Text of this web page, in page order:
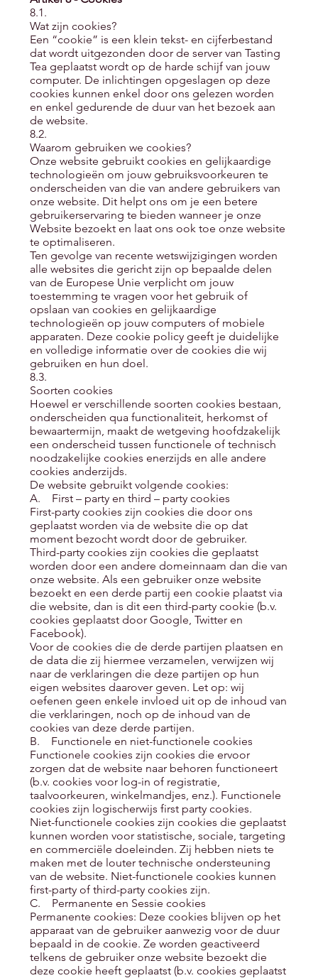
8.1.
Wat zijn cookies?
Een “cookie” is een klein tekst- en cijferbestand
dat wordt uitgezonden door de server van Tasting
Tea geplaatst wordt op de harde schijf van jouw
computer. De inlichtingen opgeslagen op deze
cookies kunnen enkel door ons gelezen worden
en enkel gedurende de duur van het bezoek aan
de website.
8.2.
Waarom gebruiken we cookies?
Onze website gebruikt cookies en gelijkaardige
technologieën om jouw gebruiksvoorkeuren te
onderscheiden van die van andere gebruikers van
onze website. Dit helpt ons om je een betere
gebruikerservaring te bieden wanneer je onze
Website bezoekt en laat ons ook toe onze website
te optimaliseren.
Ten gevolge van recente wetswijzigingen worden
alle websites die gericht zijn op bepaalde delen
van de Europese Unie verplicht om jouw
toestemming te vragen voor het gebruik of
opslaan van cookies en gelijkaardige
technologieën op jouw computers of mobiele
apparaten. Deze cookie policy geeft je duidelijke
en volledige informatie over de cookies die wij
gebruiken en hun doel.
8.3.
Soorten cookies
Hoewel er verschillende soorten cookies bestaan,
onderscheiden qua functionaliteit, herkomst of
bewaartermijn, maakt de wetgeving hoofdzakelijk
een onderscheid tussen functionele of technisch
noodzakelijke cookies enerzijds en alle andere
cookies anderzijds.
De website gebruikt volgende cookies:
A. First – party en third – party cookies
First-party cookies zijn cookies die door ons
geplaatst worden via de website die op dat
moment bezocht wordt door de gebruiker.
Third-party cookies zijn cookies die geplaatst
worden door een andere domeinnaam dan die van
onze website. Als een gebruiker onze website
bezoekt en een derde partij een cookie plaatst via
die website, dan is dit een third-party cookie (b.v.
cookies geplaatst door Google, Twitter en
Facebook).
Voor de cookies die de derde partijen plaatsen en
de data die zij hiermee verzamelen, verwijzen wij
naar de verklaringen die deze partijen op hun
eigen websites daarover geven. Let op: wij
oefenen geen enkele invloed uit op de inhoud van
die verklaringen, noch op de inhoud van de
cookies van deze derde partijen.
B. Functionele en niet-functionele cookies
Functionele cookies zijn cookies die ervoor
zorgen dat de website naar behoren functioneert
(b.v. cookies voor log-in of registratie,
taalvoorkeuren, winkelmandjes, enz.). Functionele
cookies zijn logischerwijs first party cookies.
Niet-functionele cookies zijn cookies die geplaatst
kunnen worden voor statistische, sociale, targeting
en commerciële doeleinden. Zij hebben niets te
maken met de louter technische ondersteuning
van de website. Niet-functionele cookies kunnen
first-party of third-party cookies zijn.
C. Permanente en Sessie cookies
Permanente cookies: Deze cookies blijven op het
apparaat van de gebruiker aanwezig voor de duur
bepaald in de cookie. Ze worden geactiveerd
telkens de gebruiker onze website bezoekt die
deze cookie heeft geplaatst (b.v. cookies geplaatst